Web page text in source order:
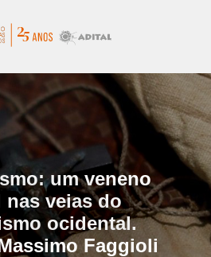
um veneno
nas veias do
ocidental.
Faggioli